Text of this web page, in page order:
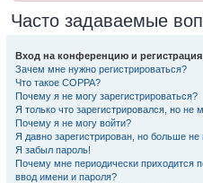
Часто задаваемые
Вход на конференцию и регистрация
Зачем мне нужно регистрироваться?
Что такое COPPA?
Почему я не могу зарегистрироваться?
Я только что зарегистрировался, но не
Почему я не могу войти?
Я давно зарегистрирован, но больше не
Я забыл пароль!
Почему мне периодически приходится
ввод имени и пароля?